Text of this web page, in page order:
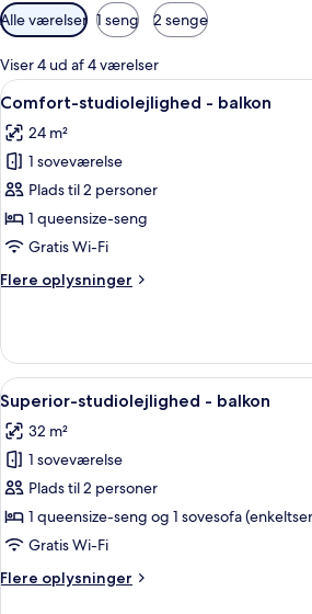
Tilgængelige
filtre
for
værelser
Alle værelser 1 seng 2 senge
Viser 4 ud af 4 værelser
Indlæs
alle
billeder
af
Comfort-
studiolejlighed
-
Et pænt
12
Comfort-studiolejlighed - balkon
24 m²
1 soveværelse
Plads til 2 personer
1 queensize-seng
Gratis Wi-Fi
Flere oplysninger
Flere
studiolejlighed
balkon
Indlæs
alle
billeder
af
Superior-
studiolejlighed
-
Et
28
Superior-studiolejlighed - balkon
32 m²
1 soveværelse
Plads til 2 personer
1 queensize-seng og 1 sovesofa
Gratis Wi-Fi
Flere oplysninger
Flere